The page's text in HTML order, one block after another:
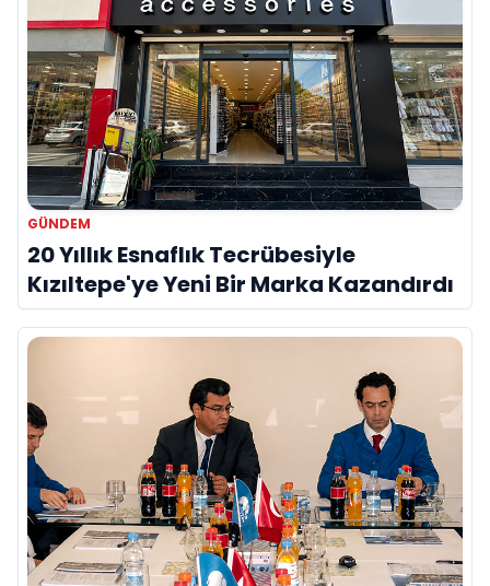
GÜNDEM
20 Yıllık Esnaflık Tecrübesiyle
Kızıltepe'ye Yeni Bir Marka Kazandırdı